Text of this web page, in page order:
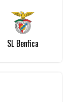
SL Benfica